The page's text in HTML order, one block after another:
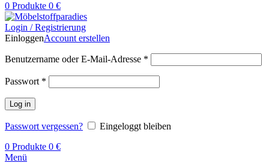
0 Produkte 0 €
Login / Registrierung
EinloggenAccount erstellen
Benutzername oder E-Mail-Adresse *
Passwort *
Log in
Passwort vergessen?
Eingeloggt bleiben
0 Produkte 0 €
Menü